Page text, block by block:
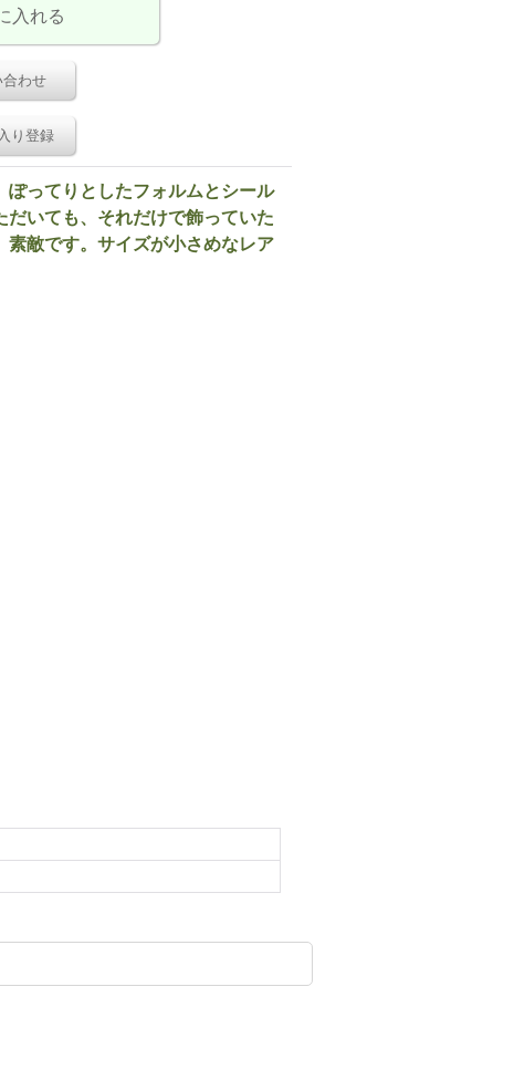
合わせ
り登録
ぽってりとしたフォルムとシール
いても、それだけで飾っていた
素敵です。サイズが小さめなレア